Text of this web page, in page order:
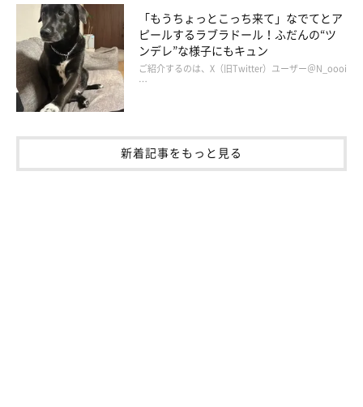
「もうちょっとこっち来て」なでてとア
ピールするラブラドール！ふだんの“ツ
ンデレ”な様子にもキュン
ご紹介するのは、X（旧Twitter）ユーザー＠N_oooi
…
新着記事をもっと見る